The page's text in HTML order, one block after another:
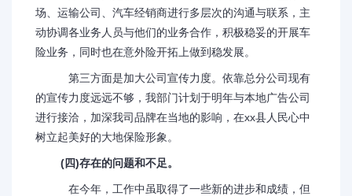
场、运输公司、汽车经销商进行多层次的沟通与联系，主
动协调各业务人员与他们的业务合作，积极稳妥的开展车
险业务，同时也在意外险开拓上做到稳发展。
第三方面是加大公司宣传力度。依靠总分公司现有
的宣传力度远远不够，我部门计划于明年与本地广告公司
进行接洽，加深我司品牌在当地的影响，在xx县人民心中
树立起美好的大地保险形象。
(四)存在的问题和不足。
在今年，工作中虽取得了一些新的进步和成绩，但